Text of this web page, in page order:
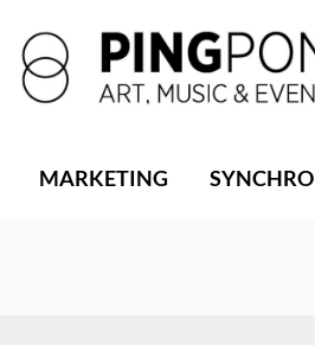
MARKETING SYNCHRO